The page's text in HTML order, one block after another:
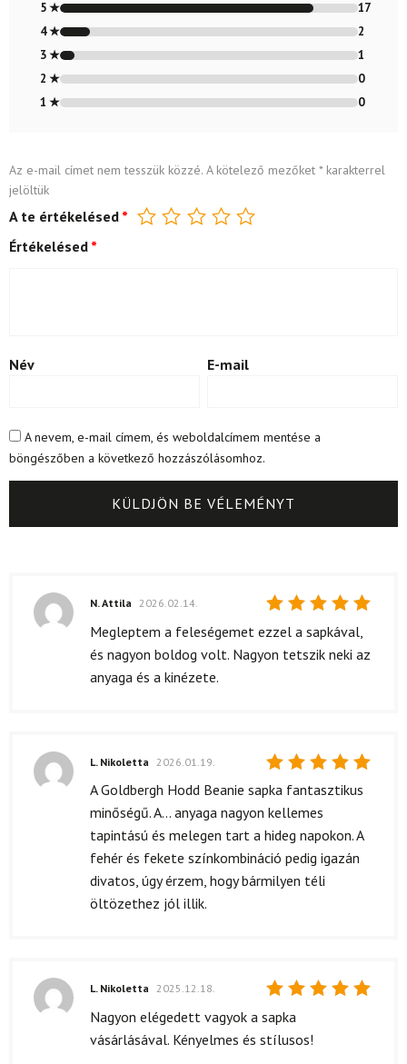
4.8/ 5
5 ★
17
4 ★
2
3 ★
1
2 ★
0
1 ★
0
Az e-mail címet nem tesszük közzé. A kötelező mezőket *karakterrel
jelöltük
A te értékelésed *
Értékelésed *
Név E-mail
A nevem, e-mail címem, és weboldalcímem mentése a
böngészőben a következő hozzászólásomhoz.
Értékelés:
N. Attila 2026.02.14.
Megleptem a feleségemet ezzel a sapkával,
és nagyon boldog volt. Nagyon tetszik neki az
anyaga és a kinézete.
Értékelés:
L. Nikoletta 2026.01.19.
A Goldbergh Hodd Beanie sapka fantasztikus
minőségű. A... anyaga nagyon kellemes
tapintású és melegen tart a hideg napokon. A
fehér és fekete színkombináció pedig igazán
divatos, úgy érzem, hogy bármilyen téli
öltözethez jól illik.
Értékelés:
5
L. Nikoletta 2025.12.18.
Nagyon elégedett vagyok a sapka
vásárlásával. Kényelmes és stílusos!